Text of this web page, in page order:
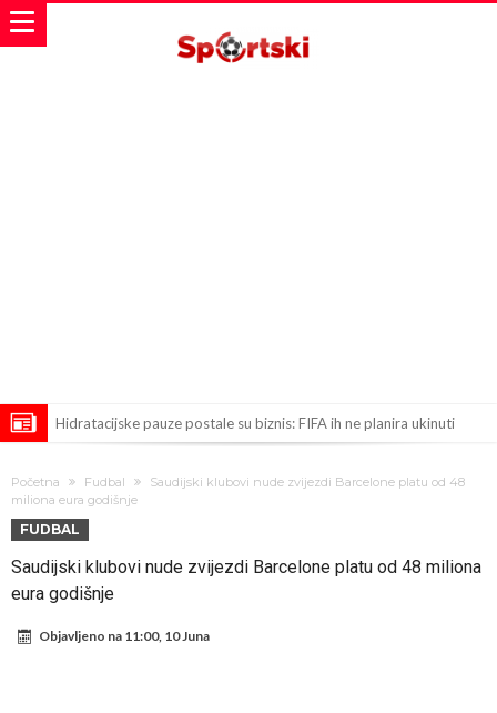
Hidratacijske pauze postale su biznis: FIFA ih ne planira ukinuti
Atletika?!
Ovo se Novaku nikad nije dešavalo: Sinner i Alcaraz odustaju, a
Zverev se odmah “raspao”
Infantino imao ljubavnicu: Isplivale skandalozne informacije, dobila je
novac od UEFA
Mourinho uvodi strogu disciplinu u Real Madrid. Ovo su tri nova
Početna Fudbal
Saudijski klubovi nude zvijezdi Barcelone platu od 48
miliona eura godišnje
FUDBAL
Saudijski klubovi nude zvijezdi Barcelone platu od 48 miliona
eura godišnje
Objavljeno na 11:00, 10 Juna